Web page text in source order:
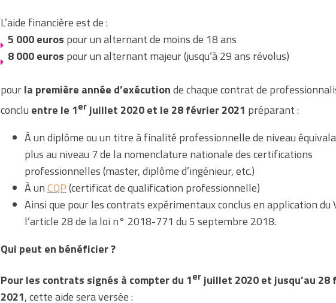
L’aide financière est de :
5 000 euros pour un alternant de moins de 18 ans
8 000 euros pour un alternant majeur (jusqu’à 29 ans révolus)
pourla première année d’exécutionde chaque contrat de
conclu entre le 1erjuillet 2020 et le 28 février 2021 préparant :
À un diplôme ou un titre à finalité professionnelle de niveau
plus au niveau 7 de la nomenclature nationale des certifications
professionnelles (master, diplôme d’ingénieur, etc.)
À unCQP(certificat de qualification professionnelle)
Ainsi que pour les contrats expérimentaux conclus en application du
l’article 28 de la loi n° 2018-771 du 5 septembre 2018.
Qui peut en bénéficier ?
Pour les contrats signés à compter du 1erjuillet 2020 et jusqu’au 28
2021, cette aide sera versée :